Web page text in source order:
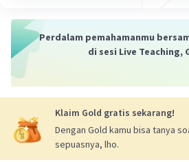
Perdalam pemahamanmu
di sesi Live Teaching,
Klaim Gold gratis sekarang!
Dengan Gold kamu bisa tanya
sepuasnya, lho.